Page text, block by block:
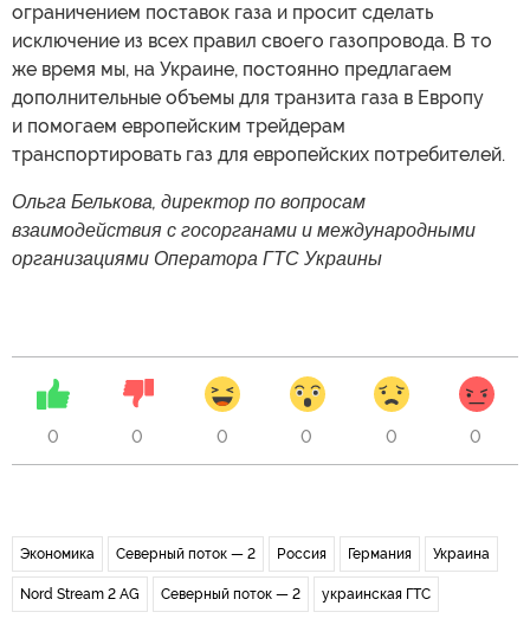
ограничением поставок газа и просит сделать
исключение из всех правил своего газопровода. В то
же время мы, на Украине, постоянно предлагаем
дополнительные объемы для транзита газа в Европу
и помогаем европейским трейдерам
транспортировать газ для европейских потребителей.
Ольга Белькова, директор по вопросам
взаимодействия с госорганами и международными
организациями Оператора ГТС Украины
0 0 0 0 0 0
Экономика Северный поток — 2 Россия Германия Украина
Nord Stream 2 AG Северный поток — 2 украинская ГТС